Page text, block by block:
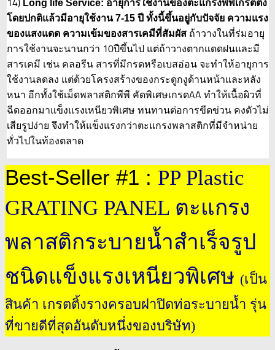
14) Long life Service: อายุการใช้งานของตะแกรงพีพีเกรตติ้ง
โดยปกติแล้วมีอายุใช้งาน 7-15 ปี ทั้งนี้ขึ้นอยู่กับปัจจัย ความแรง
ของแสงแดด ความเข้มของสารเคมีที่สัมผัส ถ้าวางในที่ร่มอายุ
การใช้งานจะนานกว่า 10ปีขึ้นไป แต่ถ้าวางตากแดดฝนและมี
สารเคมี เช่น คลอรีน สารที่มีกรดหรือเบสอ่อน จะทำให้อายุการ
ใช้งานลดลง แต่ด้วยโครงสร้างของกระดูกงูด้านหน้าและหลัง
หนา อีกทั้งใช้เม็ดพลาสติกพีพี คัดพิเศษเกรดAA ทำให้เนื้อผิวที่
ฉีดออกมาแข็งแรงเหนียวพิเศษ ทนทานต่อการขีดข่วน คงตัวไม่
เสียรูปง่าย จึงทำให้แข็งแรงกว่าตะแกรงพลาสติกที่มีจำหน่าย
ทั่วไปในท้องตลาด
Best-Seller #1 : PP Plastic
GRATING PANEL ตะแกรง
พลาสติกระบายน้ำสำเร็จรูป
ชนิดแข็งแรงเหนียวพิเศษ (เป็น
สินค้า เกรตติ้งรางครอบฝาปิดท่อระบายน้ำ รุ่น
ที่ขายดีที่สุดอันดับหนึ่งของบริษัท)